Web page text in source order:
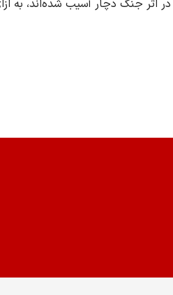
آسیب شده‌اند، به ازای هر نیروی